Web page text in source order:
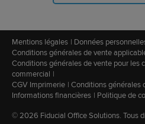
Mentions légales
Données
Conditions générales de vente
Conditions générales de vente pour les
commercial
CGV Imprimerie Conditions générales
Informations financières
Politique de
© 2026 Fiducial Office Solutions. Tous